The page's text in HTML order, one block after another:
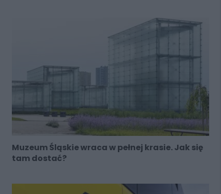
Muzeum Śląskie wraca w pełnej krasie. Jak się
tam dostać?